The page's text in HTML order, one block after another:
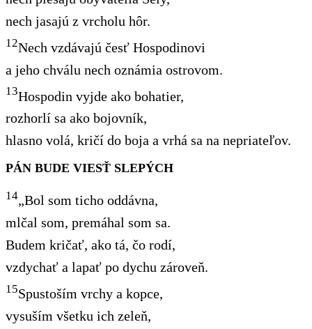
nech jasajú z vrcholu hôr.
12Nech vzdávajú česť Hospodinovi
a jeho chválu nech oznámia ostrovom.
13Hospodin vyjde ako bohatier,
rozhorlí sa ako bojovník,
hlasno volá, kričí do boja a vrhá sa na nepriateľov.
PÁN BUDE VIESŤ SLEPÝCH
14„Bol som ticho oddávna,
mlčal som, premáhal som sa.
Budem kričať, ako tá, čo rodí,
vzdychať a lapať po dychu zároveň.
15Spustoším vrchy a kopce,
vysuším všetku ich zeleň,